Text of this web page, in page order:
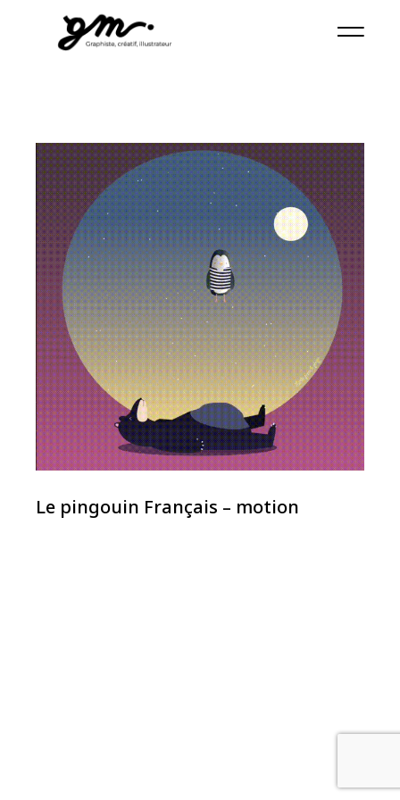
Le pingouin Français – motion